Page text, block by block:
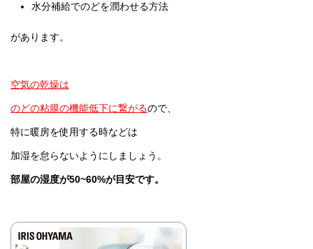
水分補給でのどを潤わせる方法
があります。
空気の乾燥は
のどの粘膜の機能低下に繋がるので、
特に暖房を使用する時などは
加湿を怠らないようにしましょう。
部屋の湿度が50~60%が目安です。